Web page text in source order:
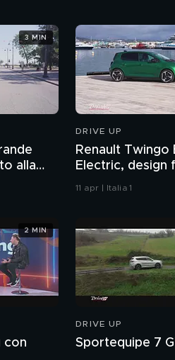
alla
3 MIN
DRIVE UP
Renault Twingo
Electric, design
e forme
11 apr | Italia 1
con
2 MIN
DRIVE UP
Sportequipe 7